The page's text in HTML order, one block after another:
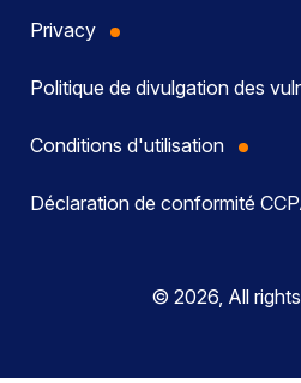
Privacy
Politique de divulgation des
Conditions d'utilisation
Déclaration de conformité
© 2026, All